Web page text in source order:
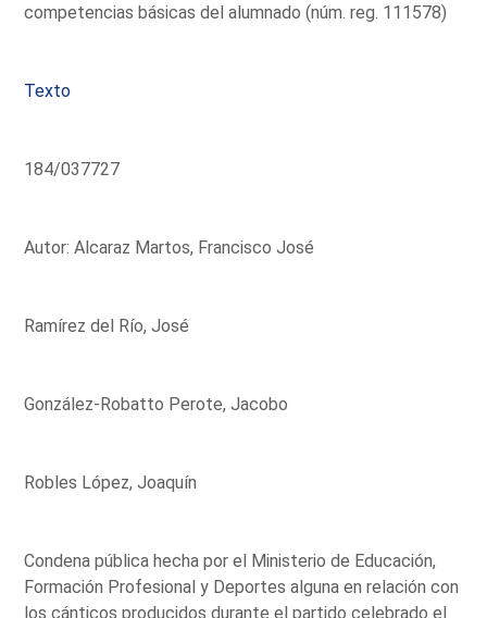
competencias básicas del alumnado (núm. reg. 111578)
Texto
184/037727
Autor: Alcaraz Martos, Francisco José
Ramírez del Río, José
González-Robatto Perote, Jacobo
Robles López, Joaquín
Condena pública hecha por el Ministerio de Educación,
Formación Profesional y Deportes alguna en relación con
los cánticos producidos durante el partido celebrado el